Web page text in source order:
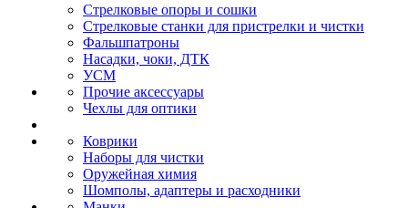
Стрелковые опоры и сошки
Стрелковые станки для пристрелки и чистки
Фальшпатроны
Насадки, чоки, ДТК
УСМ
Прочие аксессуары
Чехлы для оптики
Коврики
Наборы для чистки
Оружейная химия
Шомполы, адаптеры и расходники